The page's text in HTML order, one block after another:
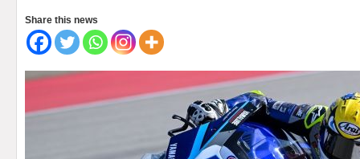
Share this news